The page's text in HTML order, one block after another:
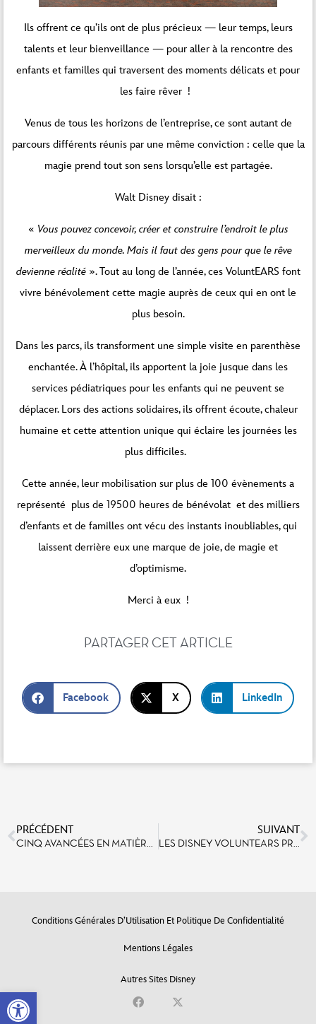
Open toolbar
Ils offrent ce qu’ils ont de plus précieux — leur temps, leurs
talents et leur bienveillance — pour aller à la rencontre des
enfants et familles qui traversent des moments délicats et pour
les faire rêver !
Venus de tous les horizons de l’entreprise, ce sont autant de
parcours différents réunis par une même conviction : celle que la
magie prend tout son sens lorsqu’elle est partagée.
Walt Disney disait :
« Vous pouvez concevoir, créer et construire l’endroit le plus
merveilleux du monde. Mais il faut des gens pour que le rêve
devienne réalité». Tout au long de l’année, ces VoluntEARS font
vivre bénévolement cette magie auprès de ceux qui en ont le
plus besoin.
Dans les parcs, ils transforment une simple visite en parenthèse
enchantée. À l’hôpital, ils apportent la joie jusque dans les
services pédiatriques pour les enfants qui ne peuvent se
déplacer. Lors des actions solidaires, ils offrent écoute, chaleur
humaine et cette attention unique qui éclaire les journées les
plus difficiles.
Cette année, leur mobilisation sur plus de 100 évènements a
représenté plus de 19500 heures de bénévolat et des milliers
d’enfants et de familles ont vécu des instants inoubliables, qui
laissent derrière eux une marque de joie, de magie et
d’optimisme.
Merci à eux !
PARTAGER CET ARTICLE
Facebook X LinkedIn
PRÉCÉDENT
CINQ AVANCÉES EN MATIÈRE D’ACCESSIBILITÉ, DONT L’UNE INÉDITE DANS UN PARC À THÈMES EN EUROPE
SUIVANT
LES DISNEY VOLUNTEARS PRÉPARENT 11000 CADEAUX DE NOËL POUR LES ENFANTS HOSPITALISÉS
Conditions Générales D’Utilisation Et Politique De Confidentialité
Mentions Légales
Autres Sites Disney